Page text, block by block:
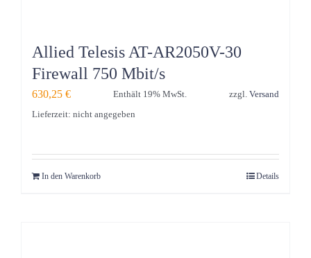
Allied Telesis AT-AR2050V-30
Firewall 750 Mbit/s
630,25 € Enthält 19% MwSt. zzgl. Versand
Lieferzeit: nicht angegeben
In den Warenkorb Details